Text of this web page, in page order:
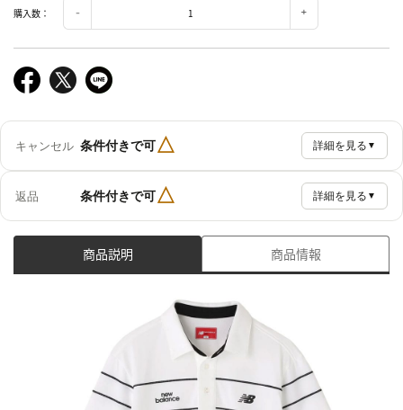
購入数：
キャンセル 条件付きで可△ 詳細を見る ▼
返品 条件付きで可△ 詳細を見る ▼
商品説明 商品情報